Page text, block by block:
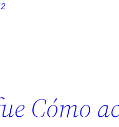
Cómo